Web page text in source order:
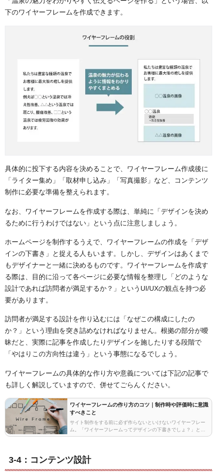
下のワイヤーフレームを作成できます。
具体的に投下する内容を決めることで、ワイヤーフレーム作成後に
「ライター集め」「取材申し込み」「写真撮影」など、コンテンツ
制作に必要な準備を整えられます。
なお、ワイヤーフレームを作成する際は、単純に「デザインを決め
るために行うわけではない」という点に注意しましょう。
ホームページを制作するうえで、ワイヤーフレームの作成を「デザ
インの下書き」と捉える人もいます。しかし、デザインはあくまで
もデザイナーと一緒に決めるものです。ワイヤーフレームを作成す
る際は、目的に沿って各ページに必要な情報を整理し「どのような
設計であれば訪問者が満足するか？」というUI/UXの観点を持つ必
要があります。
訪問者が満足する設計を作り込むには「なぜこの構成にしたの
か？」という理由を突き詰めなければなりません。根拠の部分が曖
昧だと、実際に記事を作成したりデザインを施したりする段階で
「やはりこの方向性は違う」という事態になるでしょう。
ワイヤーフレームの具体的な作り方や意義については下記の記事で
も詳しく解説していますので、併せてごらんください。
ワイヤーフレームの作り方のコツ｜制作時や評価時に意識
すべきこと
サイト制作をする前に必ず作らないといけないワイヤーフレー
ム。「ワイヤーフレームってデザインの下書きでしょ？」とい
うような認識の方もいらっしゃるのではないかと思いますが、
3-4：コンテンツ設計